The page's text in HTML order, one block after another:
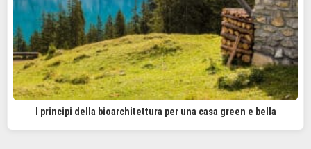
I principi della bioarchitettura per una casa green e bella